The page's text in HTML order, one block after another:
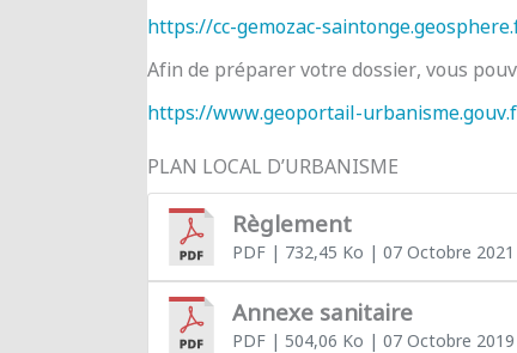
https://cc-gemozac-
Afin de préparer votre dossier, vous
https://www.geoportail-
PLAN LOCAL D’URBANISME
Règlement
PDF| 732,45 Ko | 07 Octobre 2021
Annexe sanitaire
PDF| 504,06 Ko | 07 Octobre 2019